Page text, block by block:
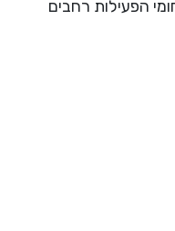
הפעילות רחבים